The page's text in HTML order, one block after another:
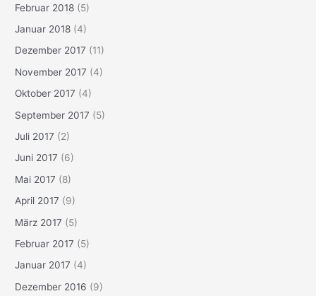
Februar 2018 (5)
Januar 2018 (4)
Dezember 2017 (11)
November 2017 (4)
Oktober 2017 (4)
September 2017 (5)
Juli 2017 (2)
Juni 2017 (6)
Mai 2017 (8)
April 2017 (9)
März 2017 (5)
Februar 2017 (5)
Januar 2017 (4)
Dezember 2016 (9)